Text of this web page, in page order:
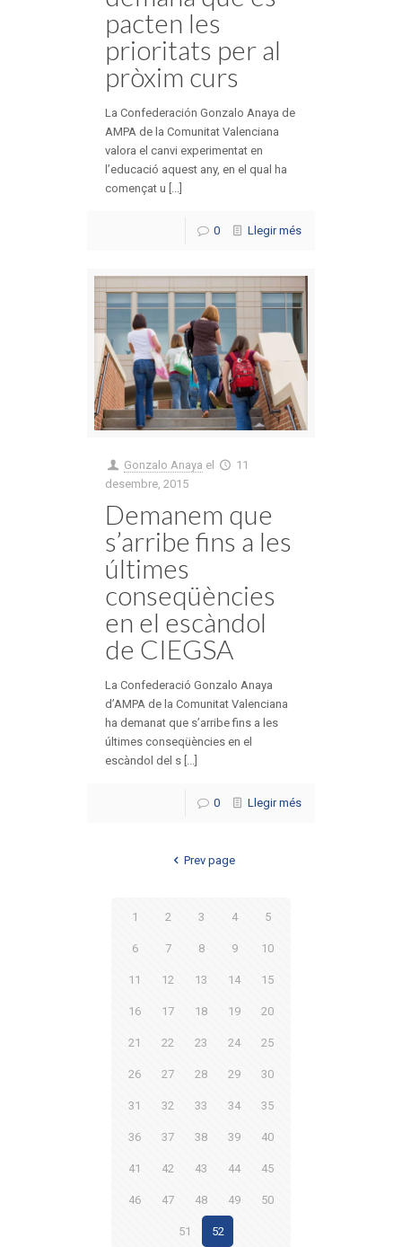
pacten les
prioritats per al
pròxim curs
La Confederación Gonzalo Anaya de
AMPA de la Comunitat Valenciana
valora el canvi experimentat en
l’educació aquest any, en el qual ha
començat u [...]
0 Llegir més
Gonzalo Anaya el
11
desembre, 2015
Demanem que
s’arribe fins a les
últimes
conseqüències
en el escàndol
de CIEGSA
La Confederació Gonzalo Anaya
d’AMPA de la Comunitat Valenciana
ha demanat que s’arribe fins a les
últimes conseqüències en el
escàndol del s [...]
0 Llegir més
Prev page
1 2 3 4 5
6 7 8 9 10
11 12 13 14 15
16 17 18 19 20
21 22 23 24 25
26 27 28 29 30
31 32 33 34 35
36 37 38 39 40
41 42 43 44 45
46 47 48 49 50
51 52